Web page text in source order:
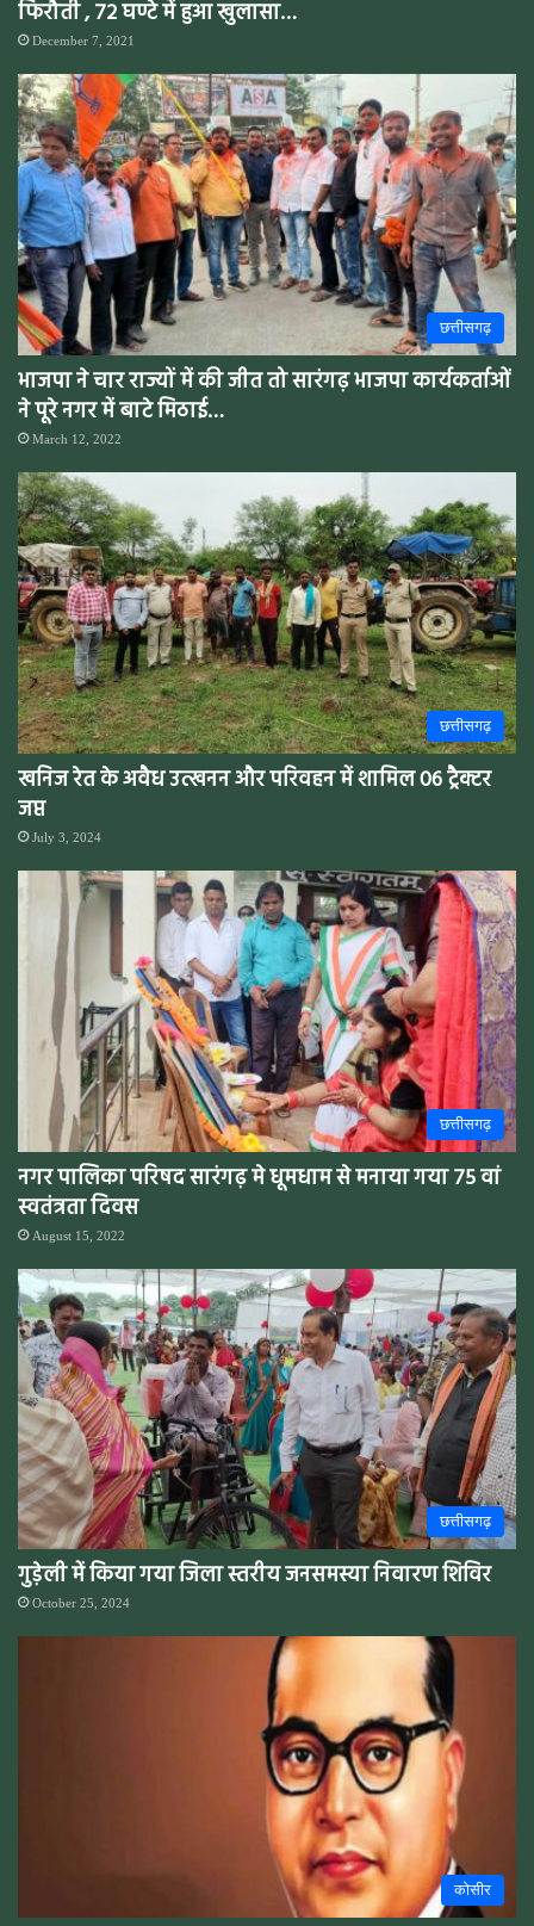
फिरौती , 72 घण्टे में हुआ खुलासा…
December 7, 2021
छत्तीसगढ़
भाजपा ने चार राज्यों में की जीत तो सारंगढ़ भाजपा कार्यकर्ताओं
ने पूरे नगर में बाटे मिठाई…
March 12, 2022
छत्तीसगढ़
खनिज रेत के अवैध उत्खनन और परिवहन में शामिल 06 ट्रैक्टर
जप्त
July 3, 2024
छत्तीसगढ़
नगर पालिका परिषद सारंगढ़ मे धूमधाम से मनाया गया 75 वां
स्वतंत्रता दिवस
August 15, 2022
छत्तीसगढ़
गुड़ेली में किया गया जिला स्तरीय जनसमस्या निवारण शिविर
October 25, 2024
कोसीर